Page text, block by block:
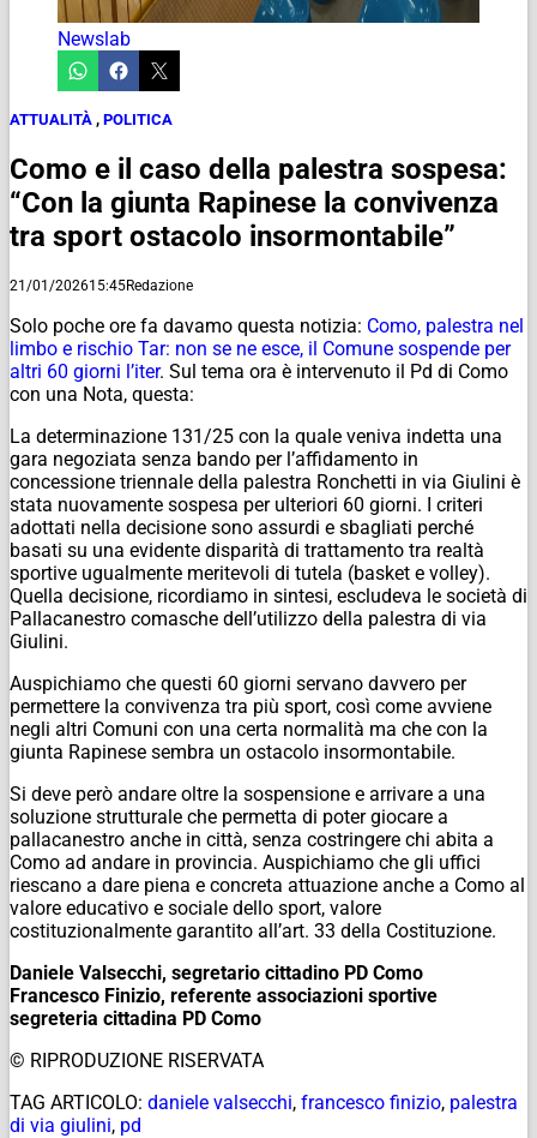
Newslab
ATTUALITÀ , POLITICA
Como e il caso della palestra sospesa:
“Con la giunta Rapinese la convivenza
tra sport ostacolo insormontabile”
21/01/202615:45Redazione
Solo poche ore fa davamo questa notizia: Como, palestra nel
limbo e rischio Tar: non se ne esce, il Comune sospende per
altri 60 giorni l’iter. Sul tema ora è intervenuto il Pd di Como
con una Nota, questa:
La determinazione 131/25 con la quale veniva indetta una
gara negoziata senza bando per l’affidamento in
concessione triennale della palestra Ronchetti in via Giulini è
stata nuovamente sospesa per ulteriori 60 giorni. I criteri
adottati nella decisione sono assurdi e sbagliati perché
basati su una evidente disparità di trattamento tra realtà
sportive ugualmente meritevoli di tutela (basket e volley).
Quella decisione, ricordiamo in sintesi, escludeva le società di
Pallacanestro comasche dell’utilizzo della palestra di via
Giulini.
Auspichiamo che questi 60 giorni servano davvero per
permettere la convivenza tra più sport, così come avviene
negli altri Comuni con una certa normalità ma che con la
giunta Rapinese sembra un ostacolo insormontabile.
Si deve però andare oltre la sospensione e arrivare a una
soluzione strutturale che permetta di poter giocare a
pallacanestro anche in città, senza costringere chi abita a
Como ad andare in provincia. Auspichiamo che gli uffici
riescano a dare piena e concreta attuazione anche a Como al
valore educativo e sociale dello sport, valore
costituzionalmente garantito all’art. 33 della Costituzione.
Daniele Valsecchi, segretario cittadino PD Como
Francesco Finizio, referente associazioni sportive
segreteria cittadina PD Como
© RIPRODUZIONE RISERVATA
TAG ARTICOLO: daniele valsecchi, francesco finizio, palestra
di via giulini, pd